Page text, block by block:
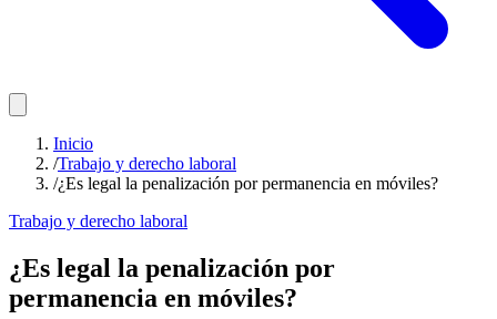
Inicio
/Trabajo y derecho laboral
/¿Es legal la penalización por permanencia en móviles?
Trabajo y derecho laboral
¿Es legal la penalización por
permanencia en móviles?